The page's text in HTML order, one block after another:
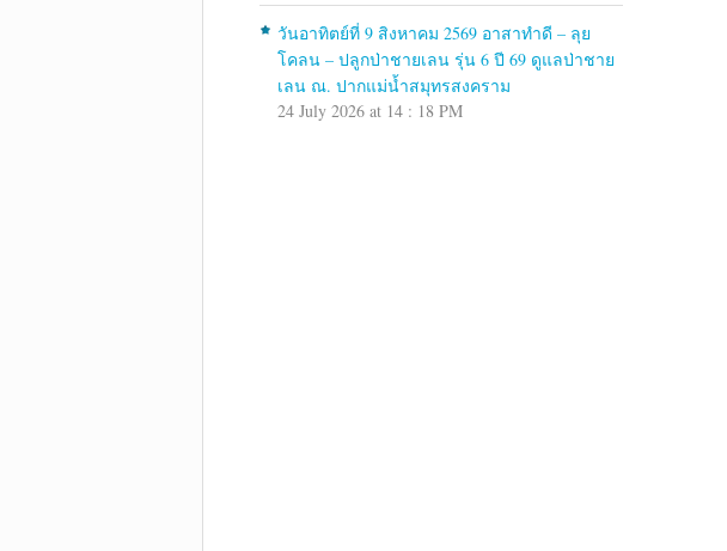
วันอาทิตย์ที่ 9 สิงหาคม 2569 อาสาทำดี – ลุย
โคลน – ปลูกป่าชายเลน รุ่น 6 ปี 69 ดูแลป่าชาย
เลน ณ. ปากแม่น้ำสมุทรสงคราม
24 July 2026 at 14 : 18 PM